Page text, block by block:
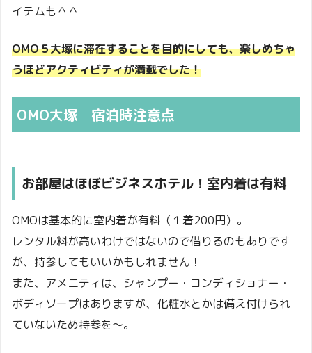
イテムも＾＾
OMO５大塚に滞在することを目的にしても、楽しめちゃ
うほどアクティビティが満載でした！
OMO大塚 宿泊時注意点
お部屋はほぼビジネスホテル！室内着は有料
OMOは基本的に室内着が有料（１着200円）。
レンタル料が高いわけではないので借りるのもありです
が、持参してもいいかもしれません！
また、アメニティは、シャンプー・コンディショナー・
ボディソープはありますが、化粧水とかは備え付けられ
ていないため持参を～。